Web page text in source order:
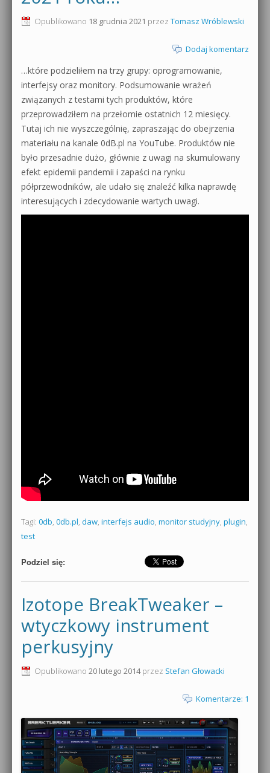
Produkcja muzyczna od podstaw
Sound Forge od podstaw
Dubstep z syntezatorem Massive
Kontakt 5 Kompendium
Pakiety
0dB.pl - informacje
Materiały dla mediów
Archiwum aktualności
Polityka prywatności
Regulamin
Działanie sklepu internetowego
Wyszukiwanie
Opublikowano 18 grudnia 2021 przez Tomasz Wróblewski
Dodaj komentarz
…które podzieliłem na trzy grupy: oprogramowanie,
interfejsy oraz monitory. Podsumowanie wrażeń
związanych z testami tych produktów, które
przeprowadziłem na przełomie ostatnich 12 miesięcy.
Tutaj ich nie wyszczególnię, zapraszając do obejrzenia
materiału na kanale 0dB.pl na YouTube. Produktów nie
było przesadnie dużo, głównie z uwagi na skumulowany
efekt epidemii pandemii i zapaści na rynku
półprzewodników, ale udało się znaleźć kilka naprawdę
interesujących i zdecydowanie wartych uwagi.
Tagi: 0db, 0db.pl, daw, interfejs audio, monitor studyjny, plugin,
test
Podziel się:
Izotope BreakTweaker –
wtyczkowy instrument
perkusyjny
Opublikowano 20 lutego 2014przez Stefan Głowacki
Komentarze: 1